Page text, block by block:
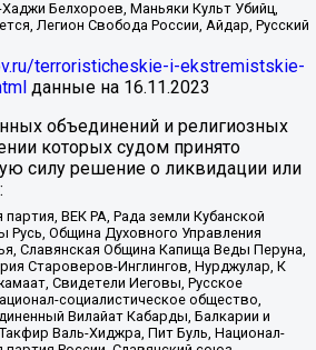
Белхороев, Маньяки Культ Убийц,
Легион Свобода России, Айдар, Русский
terroristicheskie-i-ekstremistskie-
данные на 16.11.2023
объединений и религиозных
которых судом принято
силу решение о ликвидации или
ВЕК РА, Рада земли Кубанской
Община Духовного Управления
Славянская Община Капища Веды Перуна,
Староверов-Инглингов, Нурджулар, К
Свидетели Иеговы, Русское
социалистическое общество,
Вилайат Кабарды, Балкарии и
Валь-Хиджра, Пит Буль, Национал-